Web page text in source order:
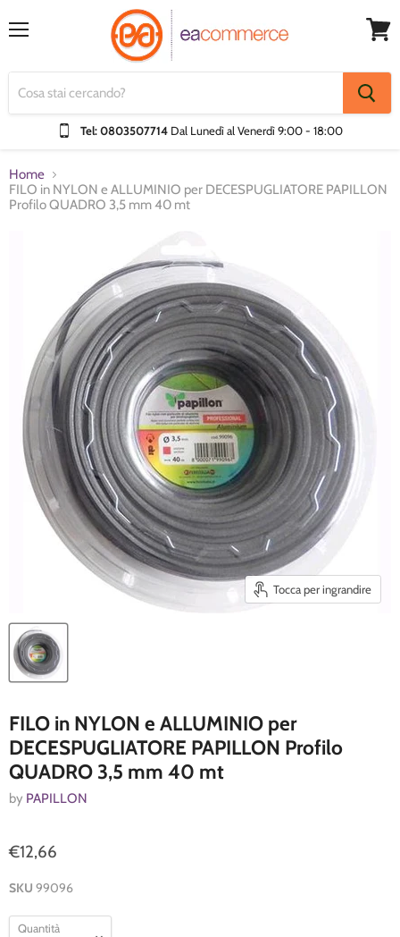
Tel: 0803507714 Dal Lunedì al Venerdì9:00 - 18:00
Home
FILO in NYLON e ALLUMINIO per DECESPUGLIATORE PAPILLON
Profilo QUADRO 3,5 mm 40 mt
Tocca per ingrandire
FILO in NYLON e ALLUMINIO per
DECESPUGLIATORE PAPILLON Profilo
QUADRO 3,5 mm 40 mt
by PAPILLON
€12,66
SKU 99096
Quantità